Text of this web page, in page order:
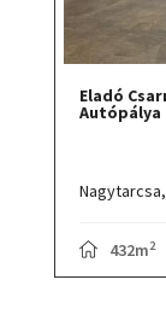
Eladó
Nagytarcsa,
432m2